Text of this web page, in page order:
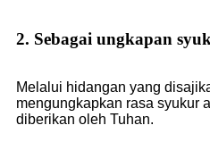
2. Sebagai ungkapan
Melalui hidangan yang
mengungkapkan rasa syukur
diberikan oleh Tuhan.